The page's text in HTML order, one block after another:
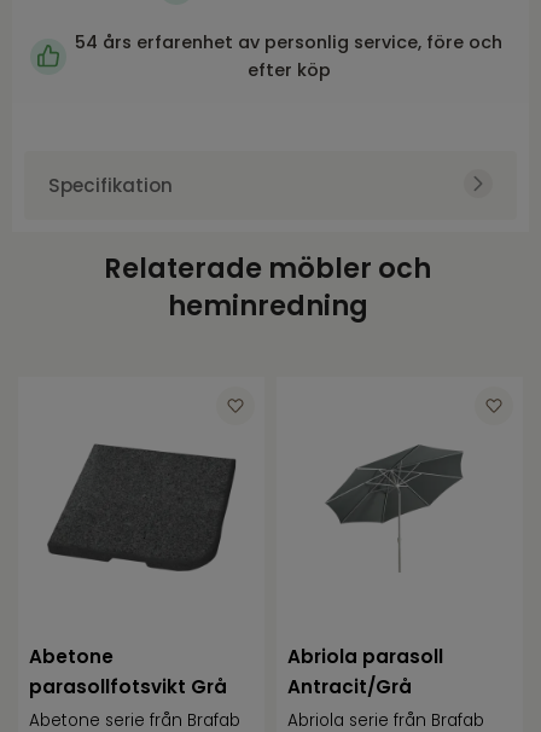
54 års erfarenhet av personlig service, före och
efter köp
Specifikation
Varumärke
Brafab
Svart
Relaterade möbler och
heminredning
Abetone
parasollfotsvikt Grå
Abetone serie från Brafab
Abriola parasoll
Antracit/Grå
Abriola serie från Brafab